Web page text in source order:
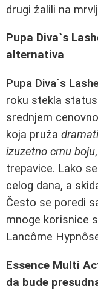
drugi žalili na
Pupa Diva`s
alternativa
Pupa Diva`s
roku stekla
srednjem
koja pruža
izuzetno crnu boju
trepavice. Lako
celog dana, a
Često se poredi
mnoge korisnice
Lancôme
Essence Multi
da bude